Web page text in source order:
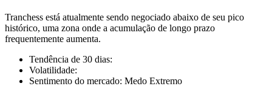
Tranchess está atualmente sendo negociado abaixo de seu pico
histórico, uma zona onde a acumulação de longo prazo
frequentemente aumenta.
Tendência de 30 dias:
Volatilidade:
Sentimento do mercado: Medo Extremo